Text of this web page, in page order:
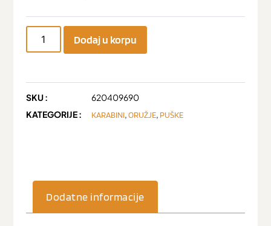
Dodaj u korpu
SKU :
620409690
KATEGORIJE :
KARABINI,ORUŽJE, PUŠKE
Dodatne informacije